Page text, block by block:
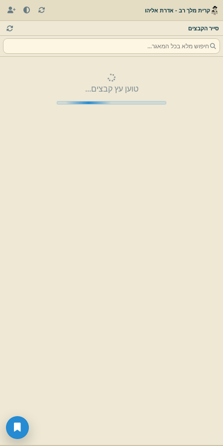
קרית מלך רב - אדרת אליהו
סייר הקבצים
טוען עץ קבצים...